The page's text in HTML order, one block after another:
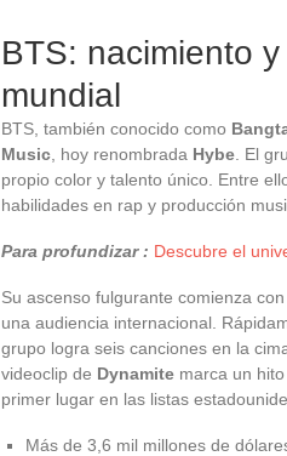
BTS: nacimiento
mundial
BTS, también conocido como
Music , hoy renombrada Hybe . El
propio color y talento único. Entre
habilidades en rap y producción
Para profundizar : Descubre el
Su ascenso fulgurante comienza
una audiencia internacional.
grupo logra seis canciones en la
videoclip de Dynamite marca un
primer lugar en las listas
Más de 3,6 mil millones de